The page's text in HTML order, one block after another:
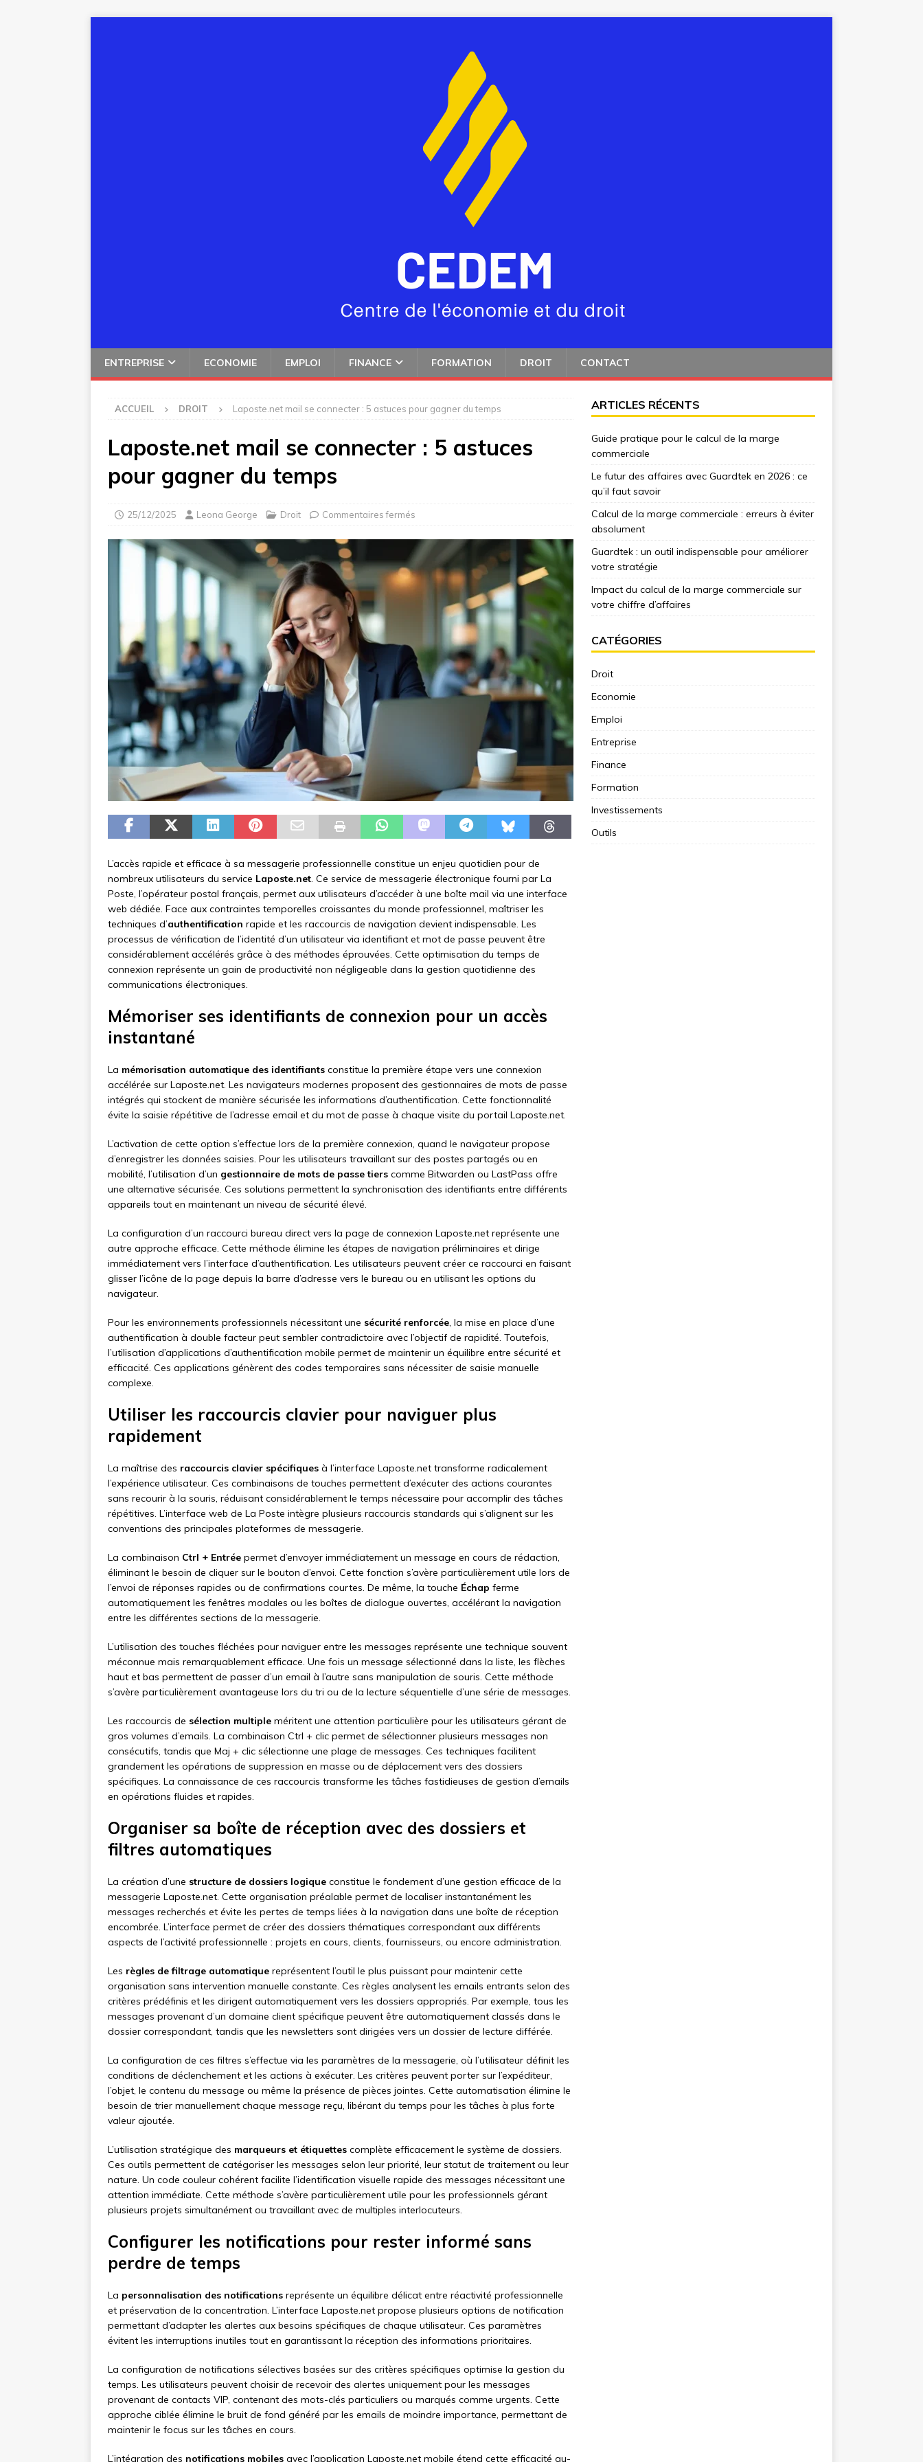
ENTREPRISE ECONOMIE EMPLOI FINANCE FORMATION DROIT CONTACT
ACCUEIL DROIT Laposte.net mail se connecter : 5 astuces pour gagner du temps
Laposte.net mail se connecter : 5 astuces
pour gagner du temps
25/12/2025 Leona George Droit Commentaires fermés
L’accès rapide et efficace à sa messagerie professionnelle constitue un enjeu quotidien pour de
nombreux utilisateurs du service Laposte.net. Ce service de messagerie électronique fourni par La
Poste, l’opérateur postal français, permet aux utilisateurs d’accéder à une boîte mail via une interface
web dédiée. Face aux contraintes temporelles croissantes du monde professionnel, maîtriser les
techniques d’authentification rapide et les raccourcis de navigation devient indispensable. Les
processus de vérification de l’identité d’un utilisateur via identifiant et mot de passe peuvent être
considérablement accélérés grâce à des méthodes éprouvées. Cette optimisation du temps de
connexion représente un gain de productivité non négligeable dans la gestion quotidienne des
communications électroniques.
Mémoriser ses identifiants de connexion pour un accès
instantané
La mémorisation automatique des identifiants constitue la première étape vers une connexion
accélérée sur Laposte.net. Les navigateurs modernes proposent des gestionnaires de mots de passe
intégrés qui stockent de manière sécurisée les informations d’authentification. Cette fonctionnalité
évite la saisie répétitive de l’adresse email et du mot de passe à chaque visite du portail Laposte.net.
L’activation de cette option s’effectue lors de la première connexion, quand le navigateur propose
d’enregistrer les données saisies. Pour les utilisateurs travaillant sur des postes partagés ou en
mobilité, l’utilisation d’un gestionnaire de mots de passe tiers comme Bitwarden ou LastPass offre
une alternative sécurisée. Ces solutions permettent la synchronisation des identifiants entre différents
appareils tout en maintenant un niveau de sécurité élevé.
La configuration d’un raccourci bureau direct vers la page de connexion Laposte.net représente une
autre approche efficace. Cette méthode élimine les étapes de navigation préliminaires et dirige
immédiatement vers l’interface d’authentification. Les utilisateurs peuvent créer ce raccourci en faisant
glisser l’icône de la page depuis la barre d’adresse vers le bureau ou en utilisant les options du
navigateur.
Pour les environnements professionnels nécessitant une sécurité renforcée, la mise en place d’une
authentification à double facteur peut sembler contradictoire avec l’objectif de rapidité. Toutefois,
l’utilisation d’applications d’authentification mobile permet de maintenir un équilibre entre sécurité et
efficacité. Ces applications génèrent des codes temporaires sans nécessiter de saisie manuelle
complexe.
Utiliser les raccourcis clavier pour naviguer plus
rapidement
La maîtrise des raccourcis clavier spécifiques à l’interface Laposte.net transforme radicalement
l’expérience utilisateur. Ces combinaisons de touches permettent d’exécuter des actions courantes
sans recourir à la souris, réduisant considérablement le temps nécessaire pour accomplir des tâches
répétitives. L’interface web de La Poste intègre plusieurs raccourcis standards qui s’alignent sur les
conventions des principales plateformes de messagerie.
La combinaison Ctrl + Entrée permet d’envoyer immédiatement un message en cours de rédaction,
éliminant le besoin de cliquer sur le bouton d’envoi. Cette fonction s’avère particulièrement utile lors de
l’envoi de réponses rapides ou de confirmations courtes. De même, la touche Échap ferme
automatiquement les fenêtres modales ou les boîtes de dialogue ouvertes, accélérant la navigation
entre les différentes sections de la messagerie.
L’utilisation des touches fléchées pour naviguer entre les messages représente une technique souvent
méconnue mais remarquablement efficace. Une fois un message sélectionné dans la liste, les flèches
haut et bas permettent de passer d’un email à l’autre sans manipulation de souris. Cette méthode
s’avère particulièrement avantageuse lors du tri ou de la lecture séquentielle d’une série de messages.
Les raccourcis de sélection multiple méritent une attention particulière pour les utilisateurs gérant de
gros volumes d’emails. La combinaison Ctrl + clic permet de sélectionner plusieurs messages non
consécutifs, tandis que Maj + clic sélectionne une plage de messages. Ces techniques facilitent
grandement les opérations de suppression en masse ou de déplacement vers des dossiers
spécifiques. La connaissance de ces raccourcis transforme les tâches fastidieuses de gestion d’emails
en opérations fluides et rapides.
Organiser sa boîte de réception avec des dossiers et
filtres automatiques
La création d’une structure de dossiers logique constitue le fondement d’une gestion efficace de la
messagerie Laposte.net. Cette organisation préalable permet de localiser instantanément les
messages recherchés et évite les pertes de temps liées à la navigation dans une boîte de réception
encombrée. L’interface permet de créer des dossiers thématiques correspondant aux différents
aspects de l’activité professionnelle : projets en cours, clients, fournisseurs, ou encore administration.
Les règles de filtrage automatique représentent l’outil le plus puissant pour maintenir cette
organisation sans intervention manuelle constante. Ces règles analysent les emails entrants selon des
critères prédéfinis et les dirigent automatiquement vers les dossiers appropriés. Par exemple, tous les
messages provenant d’un domaine client spécifique peuvent être automatiquement classés dans le
dossier correspondant, tandis que les newsletters sont dirigées vers un dossier de lecture différée.
La configuration de ces filtres s’effectue via les paramètres de la messagerie, où l’utilisateur définit les
conditions de déclenchement et les actions à exécuter. Les critères peuvent porter sur l’expéditeur,
l’objet, le contenu du message ou même la présence de pièces jointes. Cette automatisation élimine le
besoin de trier manuellement chaque message reçu, libérant du temps pour les tâches à plus forte
valeur ajoutée.
L’utilisation stratégique des marqueurs et étiquettes complète efficacement le système de dossiers.
Ces outils permettent de catégoriser les messages selon leur priorité, leur statut de traitement ou leur
nature. Un code couleur cohérent facilite l’identification visuelle rapide des messages nécessitant une
attention immédiate. Cette méthode s’avère particulièrement utile pour les professionnels gérant
plusieurs projets simultanément ou travaillant avec de multiples interlocuteurs.
Configurer les notifications pour rester informé sans
perdre de temps
La personnalisation des notifications représente un équilibre délicat entre réactivité professionnelle
et préservation de la concentration. L’interface Laposte.net propose plusieurs options de notification
permettant d’adapter les alertes aux besoins spécifiques de chaque utilisateur. Ces paramètres
évitent les interruptions inutiles tout en garantissant la réception des informations prioritaires.
La configuration de notifications sélectives basées sur des critères spécifiques optimise la gestion du
temps. Les utilisateurs peuvent choisir de recevoir des alertes uniquement pour les messages
provenant de contacts VIP, contenant des mots-clés particuliers ou marqués comme urgents. Cette
approche ciblée élimine le bruit de fond généré par les emails de moindre importance, permettant de
maintenir le focus sur les tâches en cours.
L’intégration des notifications mobiles avec l’application Laposte.net mobile étend cette efficacité au-
ARTICLES RÉCENTS
Guide pratique pour le calcul de la marge
commerciale
Le futur des affaires avec Guardtek en 2026 : ce
qu’il faut savoir
Calcul de la marge commerciale : erreurs à éviter
absolument
Guardtek : un outil indispensable pour améliorer
votre stratégie
Impact du calcul de la marge commerciale sur
votre chiffre d’affaires
CATÉGORIES
Droit
Economie
Emploi
Entreprise
Finance
Formation
Investissements
Outils